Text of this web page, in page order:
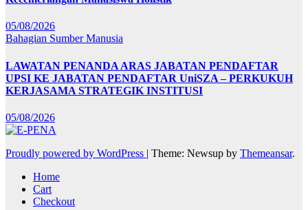
05/08/2026
Bahagian Sumber Manusia
LAWATAN PENANDA ARAS JABATAN PENDAFTAR
UPSI KE JABATAN PENDAFTAR UniSZA – PERKUKUH
KERJASAMA STRATEGIK INSTITUSI
05/08/2026
Proudly powered by WordPress | Theme: Newsup by Themeansar.
Home
Cart
Checkout